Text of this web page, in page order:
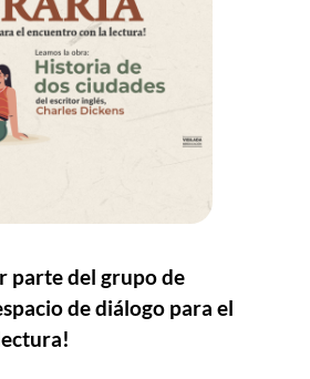
parte del grupo de
de diálogo para el